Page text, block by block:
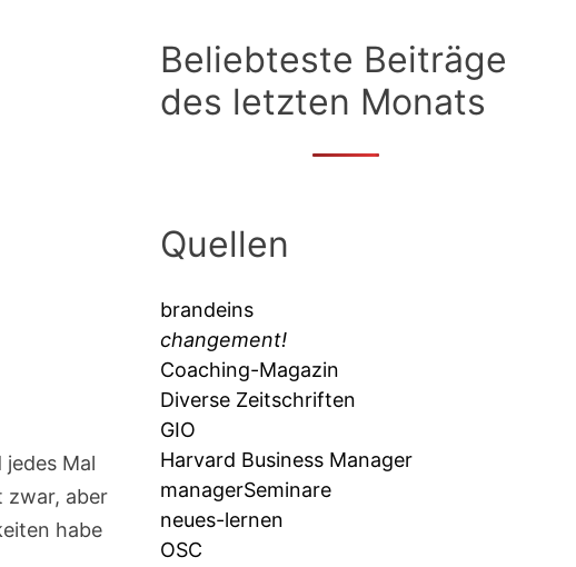
Mal
zwar, aber
habe
Beliebteste Beiträge
des letzten Monats
Quellen
brandeins
changement!
Coaching-Magazin
Diverse Zeitschriften
GIO
Harvard Business Manager
managerSeminare
neues-lernen
OSC